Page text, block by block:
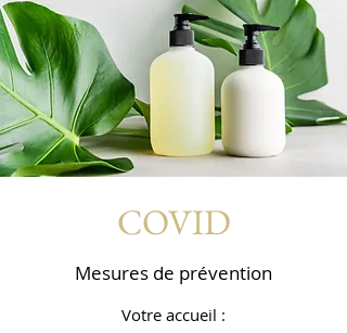
COVID
Mesures de prévention
Votre accueil :